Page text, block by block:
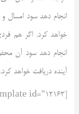
انجام دهد سود امسال و
انجام دهد سود آن
آینده دریافت خواهد کرد.